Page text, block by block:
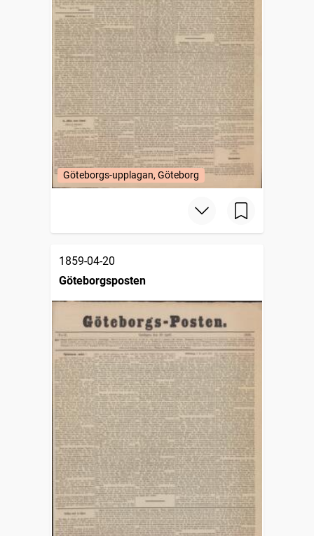
Göteborgs-upplagan, Göteborg
1859-04-20
Göteborgsposten